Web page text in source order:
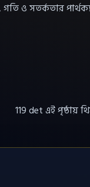
ও সতর্কতার
119 det এই পৃষ্ঠায়